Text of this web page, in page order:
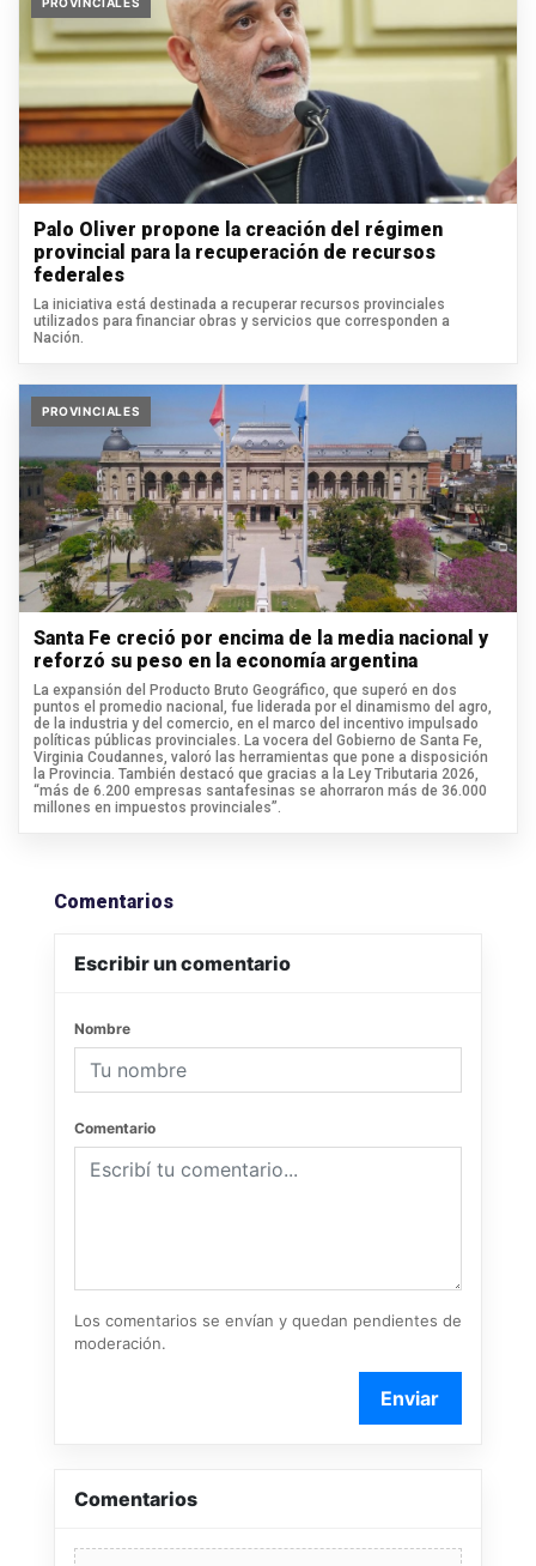
Palo Oliver propone la creación del régimen
provincial para la recuperación de recursos
federales
La iniciativa está destinada a recuperar recursos provinciales
utilizados para financiar obras y servicios que corresponden a
Nación.
PROVINCIALES
Santa Fe creció por encima de la media nacional y
reforzó su peso en la economía argentina
La expansión del Producto Bruto Geográfico, que superó en dos
puntos el promedio nacional, fue liderada por el dinamismo del agro,
de la industria y del comercio, en el marco del incentivo impulsado
políticas públicas provinciales. La vocera del Gobierno de Santa Fe,
Virginia Coudannes, valoró las herramientas que pone a disposición
la Provincia. También destacó que gracias a la Ley Tributaria 2026,
“más de 6.200 empresas santafesinas se ahorraron más de 36.000
millones en impuestos provinciales”.
Comentarios
Escribir un comentario
Nombre
Comentario
Los comentarios se envían y quedan pendientes de
moderación.
Enviar
Comentarios